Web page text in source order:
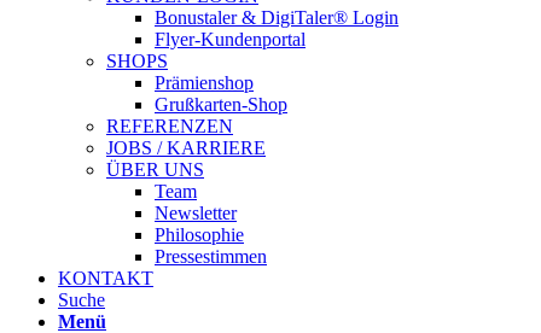
Bonustaler & DigiTaler® Login
Flyer-Kundenportal
SHOPS
Prämienshop
Grußkarten-Shop
REFERENZEN
JOBS / KARRIERE
ÜBER UNS
Team
Newsletter
Philosophie
Pressestimmen
KONTAKT
Suche
Menü